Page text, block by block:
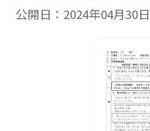
公開日： 2024年04月30日